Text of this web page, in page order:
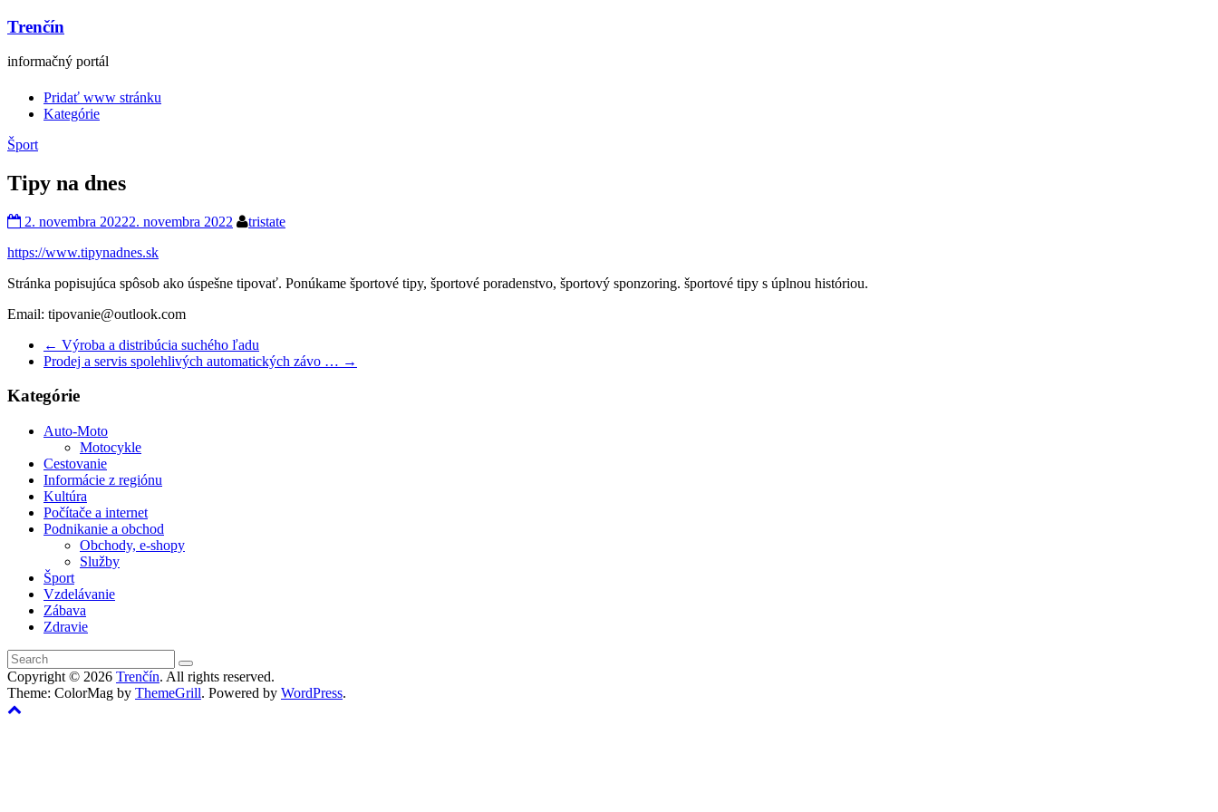
Trenčín
informačný portál
Pridať www stránku
Kategórie
Šport
Tipy na dnes
2. novembra 20222. novembra 2022
tristate
https://www.tipynadnes.sk
Stránka popisujúca spôsob ako úspešne tipovať. Ponúkame športové tipy, športové poradenstvo, športový sponzoring. športové tipy s úplnou históriou.
Email: tipovanie@outlook.com
← Výroba a distribúcia suchého ľadu
Prodej a servis spolehlivých automatických závo … →
Kategórie
Auto-Moto
Motocykle
Cestovanie
Informácie z regiónu
Kultúra
Počítače a internet
Podnikanie a obchod
Obchody, e-shopy
Služby
Šport
Vzdelávanie
Zábava
Zdravie
Copyright © 2026 Trenčín. All rights reserved.
Theme: ColorMag by ThemeGrill. Powered by WordPress.